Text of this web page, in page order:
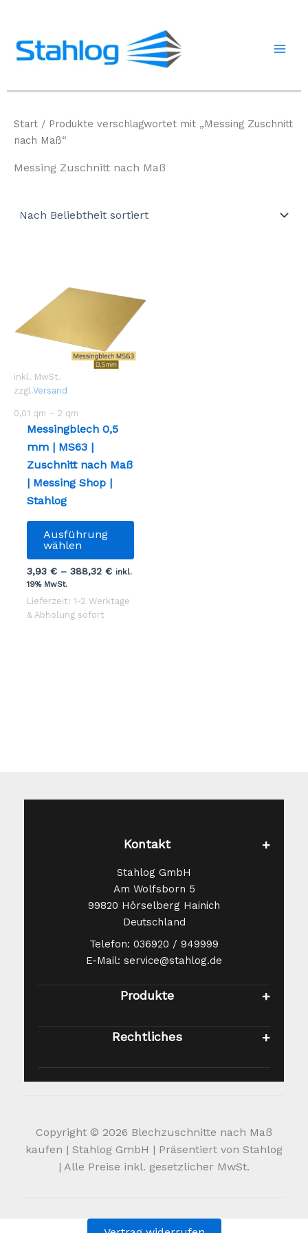
springen
Start / Produkte verschlagwortet mit „Messing Zuschnitt
nach Maß“
Messing Zuschnitt nach Maß
inkl. MwSt.
zzgl.Versand
0,01 qm – 2 qm
Messingblech 0,5
mm | MS63 |
Zuschnitt nach Maß
| Messing Shop |
Stahlog
Ausführung
wählen
Dieses
weist
3,93€ –388,32€ inkl.
19% MwSt.
Lieferzeit: 1-2 Werktage
& Abholung sofort
Kontakt
Stahlog GmbH
Am Wolfsborn 5
99820 Hörselberg Hainich
Deutschland
Telefon: 036920 / 949999
E-Mail: service@stahlog.de
Produkte
Rechtliches
Copyright © 2026 Blechzuschnitte nach Maß
kaufen | Stahlog GmbH | Präsentiert von Stahlog
| Alle Preise inkl. gesetzlicher MwSt.